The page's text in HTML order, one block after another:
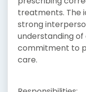
treatments. The
strong
understanding
commitment to
care.